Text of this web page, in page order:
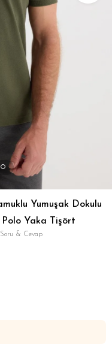
Yumuşak Dokulu
Yaka Tişört
& Cevap